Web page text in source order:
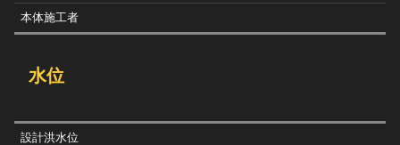
本体施工者
水位
設計洪水位